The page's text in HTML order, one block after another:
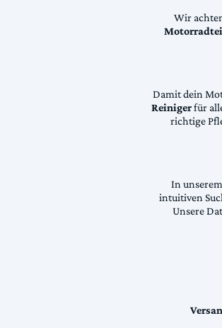
Wir
Damit dein
Reinigerfür
richtige
In unserem
intuitiven
Unsere